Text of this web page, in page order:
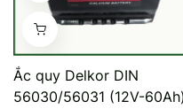
Ắc quy Delkor DIN
56030/56031 (12V-60Ah)